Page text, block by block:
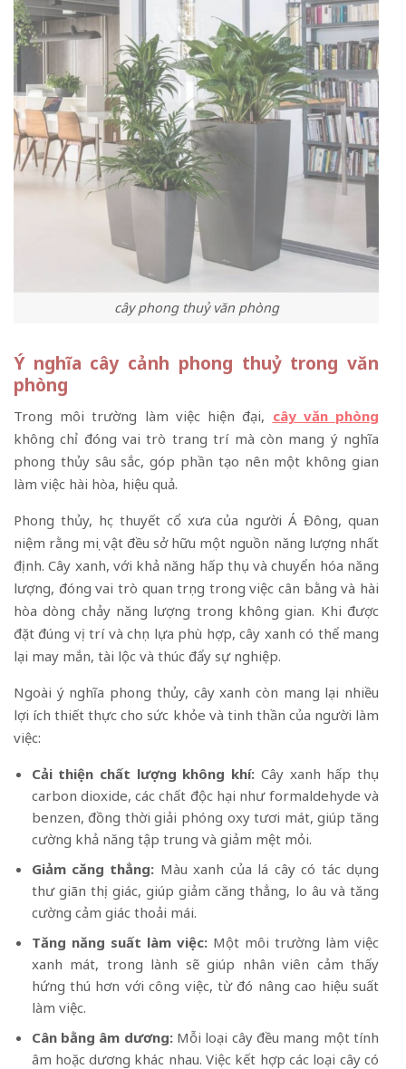
cây phong thuỷ văn phòng
Ý nghĩa cây cảnh phong thuỷ trong văn
phòng
Trong môi trường làm việc hiện đại, cây văn phòng
không chỉ đóng vai trò trang trí mà còn mang ý nghĩa
phong thủy sâu sắc, góp phần tạo nên một không gian
làm việc hài hòa, hiệu quả.
Phong thủy, học thuyết cổ xưa của người Á Đông, quan
niệm rằng mọi vật đều sở hữu một nguồn năng lượng nhất
định. Cây xanh, với khả năng hấp thụ và chuyển hóa năng
lượng, đóng vai trò quan trọng trong việc cân bằng và hài
hòa dòng chảy năng lượng trong không gian. Khi được
đặt đúng vị trí và chọn lựa phù hợp, cây xanh có thể mang
lại may mắn, tài lộc và thúc đẩy sự nghiệp.
Ngoài ý nghĩa phong thủy, cây xanh còn mang lại nhiều
lợi ích thiết thực cho sức khỏe và tinh thần của người làm
việc:
Cải thiện chất lượng không khí: Cây xanh hấp thụ
carbon dioxide, các chất độc hại như formaldehyde và
benzen, đồng thời giải phóng oxy tươi mát, giúp tăng
cường khả năng tập trung và giảm mệt mỏi.
Giảm căng thẳng: Màu xanh của lá cây có tác dụng
thư giãn thị giác, giúp giảm căng thẳng, lo âu và tăng
cường cảm giác thoải mái.
Tăng năng suất làm việc:Một môi trường làm việc
xanh mát, trong lành sẽ giúp nhân viên cảm thấy
hứng thú hơn với công việc, từ đó nâng cao hiệu suất
làm việc.
Cân bằng âm dương:Mỗi loại cây đều mang một tính
âm hoặc dương khác nhau. Việc kết hợp các loại cây có